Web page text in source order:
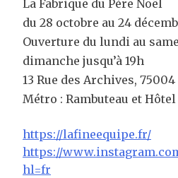
La Fabrique du Père Noël
du 28 octobre au 24
Ouverture du lundi au
dimanche jusqu’à 19h
13 Rue des Archives,
Métro : Rambuteau et
https://lafineequipe.fr/
https://
hl=fr